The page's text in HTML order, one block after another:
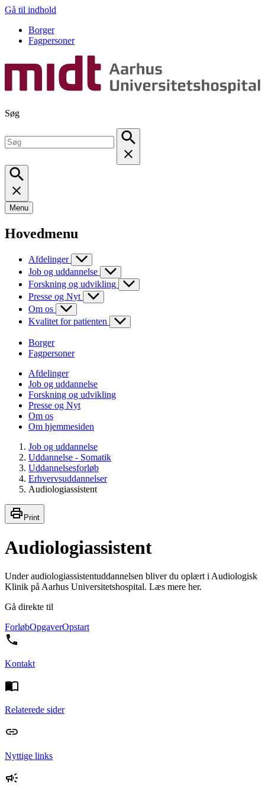
Gå til indhold
Borger
Fagpersoner
Søg
Menu
Hovedmenu
Afdelinger
Job og uddannelse
Forskning og udvikling
Presse og Nyt
Om os
Kvalitet for patienten
Borger
Fagpersoner
Afdelinger
Job og uddannelse
Forskning og udvikling
Presse og Nyt
Om os
Om hjemmesiden
Job og uddannelse
Uddannelse - Somatik
Uddannelsesforløb
Erhvervsuddannelser
Audiologiassistent
Print
Audiologiassistent
Under audiologiassistentuddannelsen bliver du oplært i Audiologisk
Klinik på Aarhus Universitetshospital. Læs mere her.
Gå direkte til
ForløbOpgaverOpstart
Kontakt
Relaterede sider
Nyttige links